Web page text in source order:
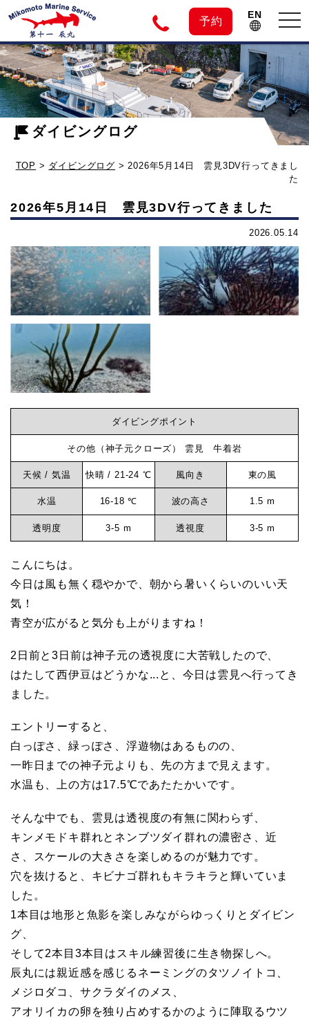
予約
EN
神
子
元
の
ダ
イ
ビ
ン
グ
な
ら
神
マ
リ
ン
ー
ビ
2026
年
5
日
見
行
っ
て
き
し
た
イ
ビ
グ
そ
の
他
（神
元
ク
ー
ズ）
ダイビングログ
TOP > ダイビングログ >2026年5月14日 雲見3DV行ってきまし
た
2026年5月14日 雲見3DV行ってきました
2026.05.14
ダイビングポイント
その他（神子元クローズ） 雲見 牛着岩
天候 / 気温 快晴 / 21-24 ℃ 風向き 東の風
水温 16-18 ℃ 波の高さ 1.5 m
透明度 3-5 m 透視度 3-5 m
こんにちは。
今日は風も無く穏やかで、朝から暑いくらいのいい天
気！
青空が広がると気分も上がりますね！
2日前と3日前は神子元の透視度に大苦戦したので、
はたして西伊豆はどうかな...と、今日は雲見へ行ってき
ました。
エントリーすると、
白っぽさ、緑っぽさ、浮遊物はあるものの、
一昨日までの神子元よりも、先の方まで見えます。
水温も、上の方は17.5℃であたたかいです。
そんな中でも、雲見は透視度の有無に関わらず、
キンメモドキ群れとネンブツダイ群れの濃密さ、近
さ、スケールの大きさを楽しめるのが魅力です。
穴を抜けると、キビナゴ群れもキラキラと輝いていま
した。
1本目は地形と魚影を楽しみながらゆっくりとダイビン
グ、
そして2本目3本目はスキル練習後に生き物探しへ。
辰丸には親近感を感じるネーミングのタツノイトコ、
メジロダコ、サクラダイのメス、
アオリイカの卵を独り占めするかのように陣取るウツ